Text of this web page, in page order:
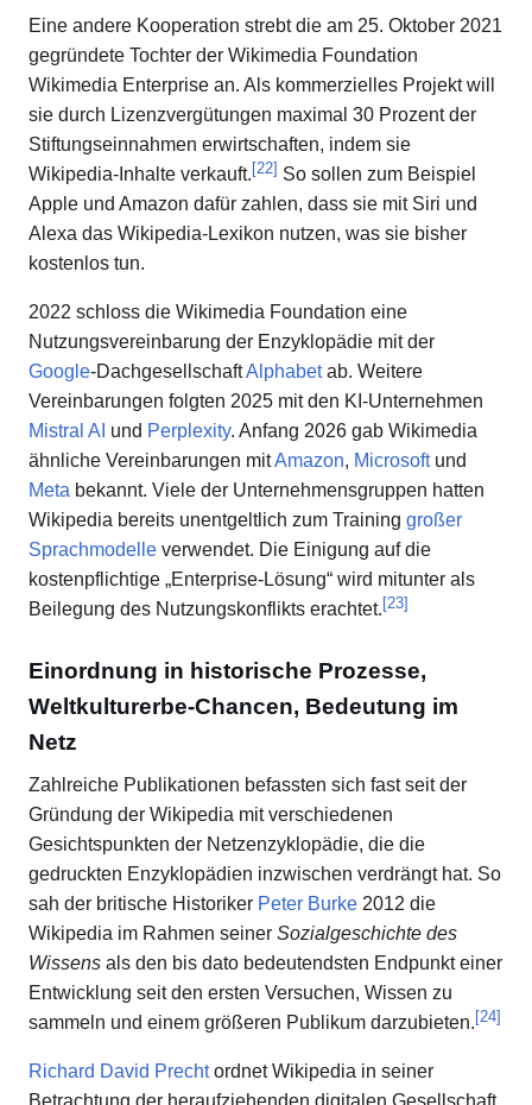
Eine andere Kooperation strebt die am 25. Oktober 2021
gegründete Tochter der Wikimedia Foundation
Wikimedia Enterprise an. Als kommerzielles Projekt will
sie durch Lizenzvergütungen maximal 30 Prozent der
Stiftungseinnahmen erwirtschaften, indem sie
Wikipedia-Inhalte verkauft.[22] So sollen zum Beispiel
Apple und Amazon dafür zahlen, dass sie mit Siri und
Alexa das Wikipedia-Lexikon nutzen, was sie bisher
kostenlos tun.
2022 schloss die Wikimedia Foundation eine
Nutzungsvereinbarung der Enzyklopädie mit der
Google-DachgesellschaftAlphabetab. Weitere
Vereinbarungen folgten 2025 mit den KI-Unternehmen
Mistral AI und Perplexity. Anfang 2026 gab Wikimedia
ähnliche Vereinbarungen mitAmazon, Microsoftund
Meta bekannt. Viele der Unternehmensgruppen hatten
Wikipedia bereits unentgeltlich zum Training großer
Sprachmodelle verwendet. Die Einigung auf die
kostenpflichtige „Enterprise-Lösung“ wird mitunter als
Beilegung des Nutzungskonflikts erachtet.[23]
Einordnung in historische Prozesse,
Weltkulturerbe-Chancen, Bedeutung im
Netz
Zahlreiche Publikationen befassten sich fast seit der
Gründung der Wikipedia mit verschiedenen
Gesichtspunkten der Netzenzyklopädie, die die
gedruckten Enzyklopädien inzwischen verdrängt hat. So
sah der britische Historiker Peter Burke 2012 die
Wikipedia im Rahmen seiner Sozialgeschichte des
Wissens als den bis dato bedeutendsten Endpunkt einer
Entwicklung seit den ersten Versuchen, Wissen zu
sammeln und einem größeren Publikum darzubieten. [24]
Richard David Prechtordnet Wikipedia in seiner